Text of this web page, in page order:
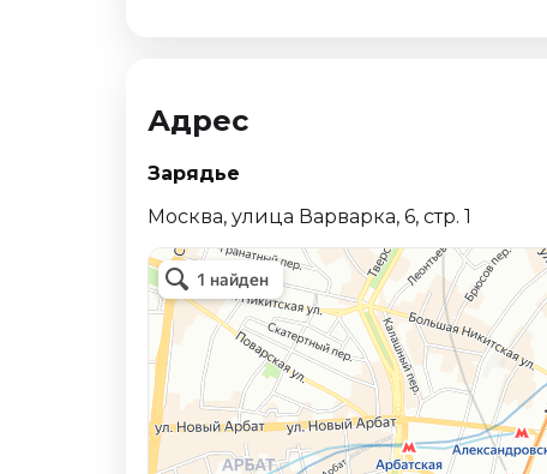
Адрес
Зарядье
Москва, улица Варварка, 6, стр. 1